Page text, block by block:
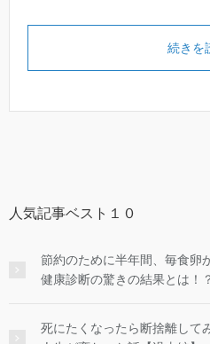
続きを
人気記事ベスト１０
節約のために半年間、毎食卵
健康診断の驚きの結果とは！
死にたくなったら断捨離して